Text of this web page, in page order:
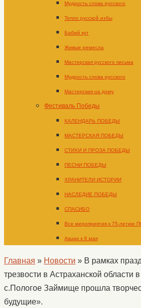
Мудрость слова русского
Тепло русской избы
Бабий кут
Живые ремесла
Мастерская русского письма
Мудрость слова русского
Мастерская на дому
Фестиваль Победы
КАЛЕНДАРЬ ПОБЕДЫ
МАСТЕРСКАЯ ПОБЕДЫ
СТИХИ И ПРОЗА ПОБЕДЫ
ПЕСНИ ПОБЕДЫ
ХРАНИТЕЛИ ИСТОРИИ
НАСЛЕДИЕ ПОБЕДЫ
СПАСИБО
Все мероприятия к 75-летию
Акции к 9 мая
Главная » Новости » В рамках
трезвости в Астраханской области
с.Пологое Займище прошла
будущие».